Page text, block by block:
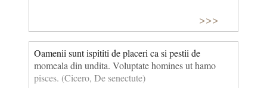
>>>
Oamenii sunt ispititi de placeri ca si pestii de
momeala din undita. Voluptate homines ut hamo
pisces. (Cicero, De senectute)